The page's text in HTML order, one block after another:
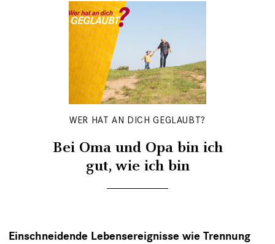
WER HAT AN DICH GEGLAUBT?
Bei Oma und Opa bin ich
gut, wie ich bin
Einschneidende Lebensereignisse wie Trennung